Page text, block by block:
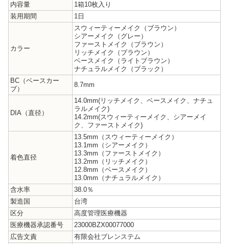
内容量
1箱10枚入り
装用期間
1日
カラー
スウィーティーメイク（ブラウン）
シアーメイク（グレー）
ファーストメイク（ブラウン）
リッチメイク（ブラウン）
ベースメイク（ライトブラウン）
ナチュラルメイク（ブラック）
BC（ベースカー
ブ）
8.7mm
DIA（直径）
14.0mm(リッチメイク、ベースメイク、ナチュ
ラルメイク)
14.2mm(スウィーティーメイク、シアーメイ
ク、ファーストメイク)
着色直径
13.5mm（スウィーティーメイク）
13.1mm（シアーメイク）
13.3mm（ファーストメイク）
13.2mm（リッチメイク）
12.8mm（ベースメイク）
13.0mm（ナチュラルメイク）
含水率
38.0％
製造国
台湾
区分
高度管理医療機器
医療機器承認番号
23000BZX00077000
広告文責
有限会社ブレンステム